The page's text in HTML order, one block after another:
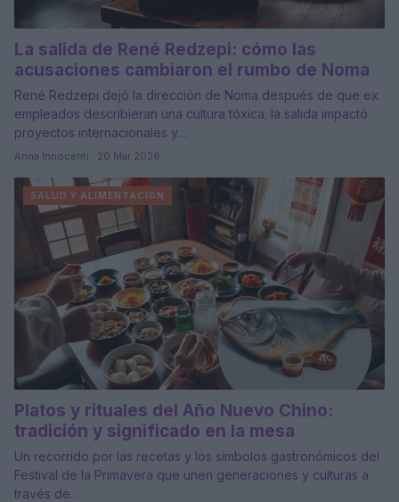
La salida de René Redzepi: cómo las
acusaciones cambiaron el rumbo de Noma
René Redzepi dejó la dirección de Noma después de que ex
empleados describieran una cultura tóxica; la salida impactó
proyectos internacionales y…
Anna Innocenti · 20 Mar 2026
SALUD Y ALIMENTACIÓN
Platos y rituales del Año Nuevo Chino:
tradición y significado en la mesa
Un recorrido por las recetas y los símbolos gastronómicos del
Festival de la Primavera que unen generaciones y culturas a
través de…